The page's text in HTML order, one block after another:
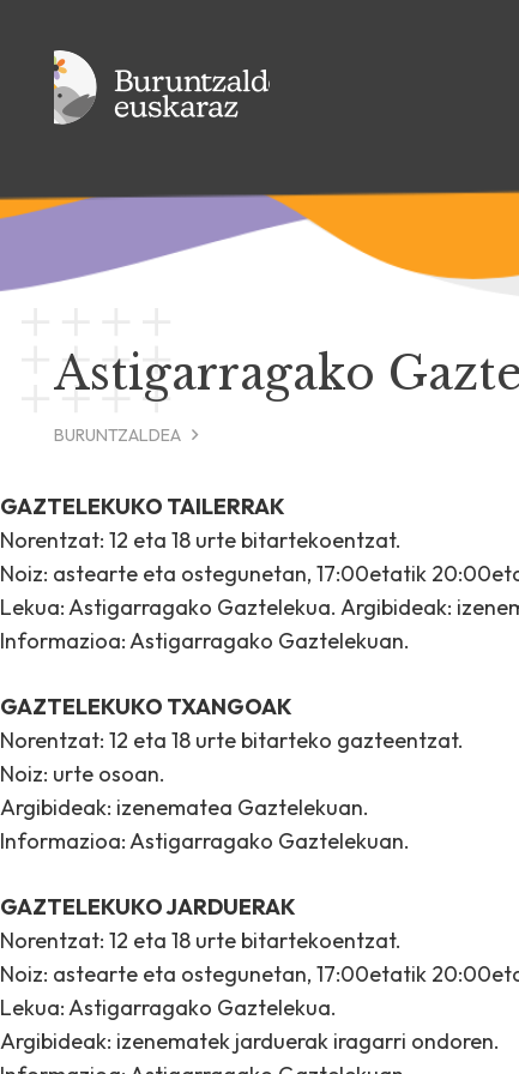
Astigarragako
BURUNTZALDEA
GAZTELEKUKO TAILERRAK
Norentzat: 12 eta 18 urte bitartekoentzat.
Noiz: astearte eta ostegunetan, 17:00etatik
Lekua: Astigarragako Gaztelekua. Argibideak:
Informazioa: Astigarragako Gaztelekuan.
GAZTELEKUKO TXANGOAK
Norentzat: 12 eta 18 urte bitarteko gazteentzat.
Noiz: urte osoan.
Argibideak: izenematea Gaztelekuan.
Informazioa: Astigarragako Gaztelekuan.
GAZTELEKUKO JARDUERAK
Norentzat: 12 eta 18 urte bitartekoentzat.
Noiz: astearte eta ostegunetan, 17:00etatik
Lekua: Astigarragako Gaztelekua.
Argibideak: izenematek jarduerak iragarri ondoren.